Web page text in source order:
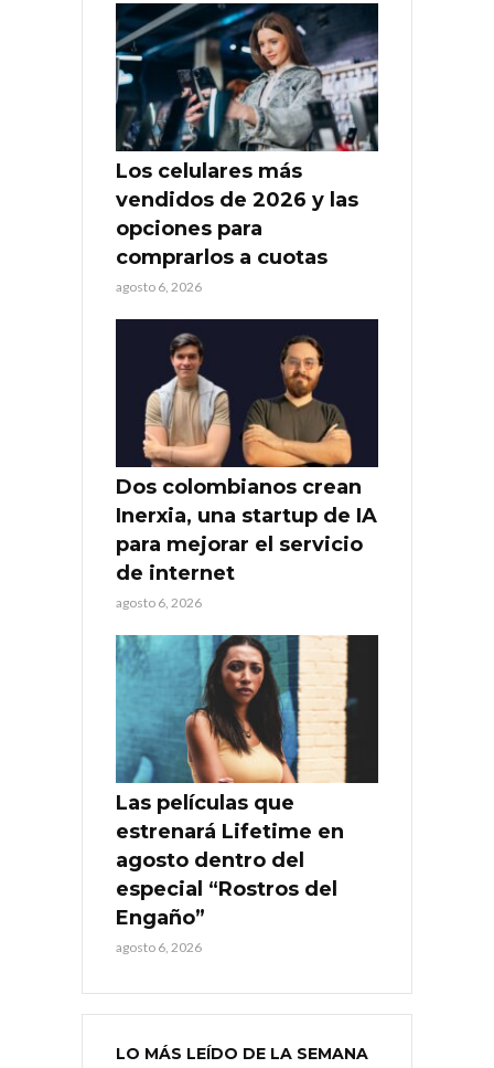
Los celulares más
vendidos de 2026 y las
opciones para
comprarlos a cuotas
agosto 6, 2026
Dos colombianos crean
Inerxia, una startup de IA
para mejorar el servicio
de internet
agosto 6, 2026
Las películas que
estrenará Lifetime en
agosto dentro del
especial “Rostros del
Engaño”
agosto 6, 2026
LO MÁS LEÍDO DE LA SEMANA